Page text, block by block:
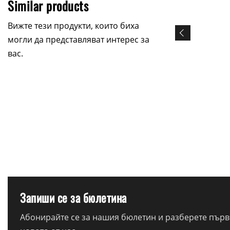
Similar products
Вижте тези продукти, които биха
могли да представляват интерес за
вас.
Запиши се за бюлетина
Абонирайте се за нашия бюлетин и разберете